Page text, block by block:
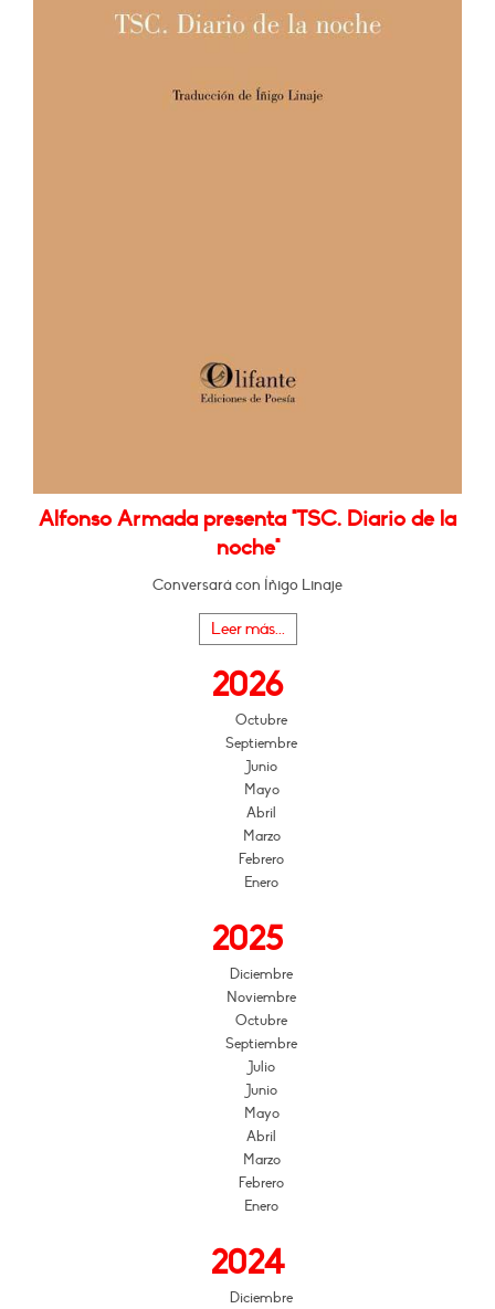
Alfonso Armada presenta "TSC. Diario de la
noche"
Conversará con Íñigo Linaje
Leer más...
2026
Octubre
Septiembre
Junio
Mayo
Abril
Marzo
Febrero
Enero
2025
Diciembre
Noviembre
Octubre
Septiembre
Julio
Junio
Mayo
Abril
Marzo
Febrero
Enero
2024
Diciembre